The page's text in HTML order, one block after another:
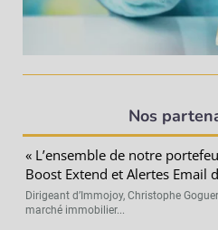
Nos
« L’ensemble de notre
Boost Extend et Alertes Email
Dirigeant d’Immojoy, Christophe
marché immobilier...